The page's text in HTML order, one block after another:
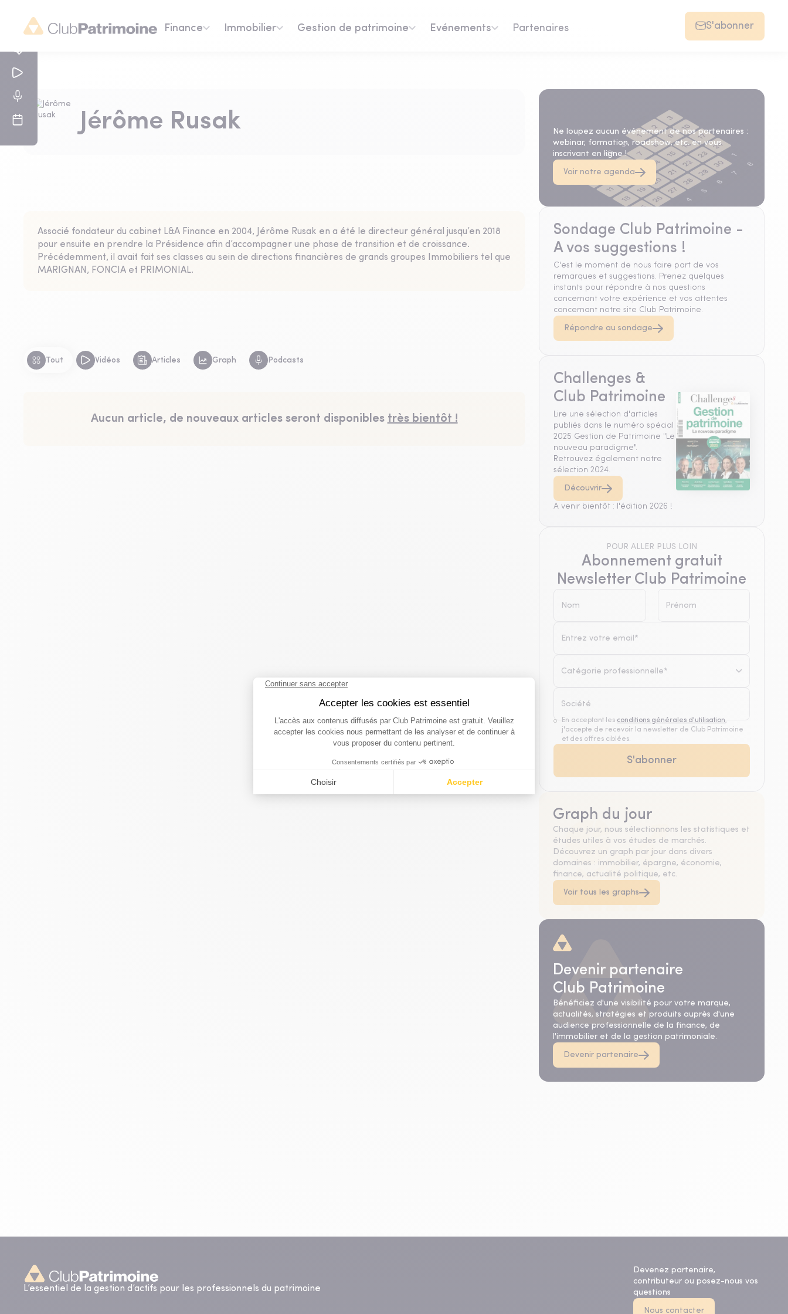
Finance Immobilier Gestion de patrimoine Evénements Partenaires S'abonner
Jérôme Rusak
Associé fondateur du cabinet L&A Finance en 2004, Jérôme Rusak en a été le directeur général jusqu’en 2018
pour ensuite en prendre la Présidence afin d’accompagner une phase de transition et de croissance.
Précédemment, il avait fait ses classes au sein de directions financières de grands groupes Immobiliers tel que
MARIGNAN, FONCIA et PRIMONIAL.
Tout Vidéos Articles Graph Podcasts
Aucun article, de nouveaux articles seront disponibles très bientôt !
Ne loupez aucun événement de nos partenaires :
webinar, formation, roadshow, etc. en vous
inscrivant en ligne !
Voir notre agenda
Sondage Club Patrimoine -
A vos suggestions !
C'est le moment de nous faire part de vos
remarques et suggestions. Prenez quelques
instants pour répondre à nos questions
concernant votre expérience et vos attentes
concernant notre site Club Patrimoine.
Répondre au sondage
Challenges &
Club Patrimoine
Lire une sélection d'articles
publiés dans le numéro spécial
2025 Gestion de Patrimoine "Le
nouveau paradigme".
Retrouvez également notre
sélection 2024.
Découvrir
A venir bientôt : l'édition 2026 !
POUR ALLER PLUS LOIN
Abonnement gratuit
Newsletter Club Patrimoine
Catégorie professionnelle*
En acceptant les conditions générales d'utilisation,
j'accepte de recevoir la newsletter de Club Patrimoine
et des offres ciblées.
Graph du jour
Chaque jour, nous sélectionnons les statistiques et
études utiles à vos études de marchés.
Découvrez un graph par jour dans divers
domaines : immobilier, épargne, économie,
finance, actualité politique, etc.
Voir tous les graphs
Devenir partenaire
Club Patrimoine
Bénéficiez d'une visibilité pour votre marque,
actualités, stratégies et produits auprès d'une
audience professionnelle de la finance, de
l'immobilier et de la gestion patrimoniale.
Devenir partenaire
L’essentiel de la gestion d’actifs pour les professionnels du patrimoine
Devenez partenaire,
contributeur ou posez-nous vos
questions
Nous contacter